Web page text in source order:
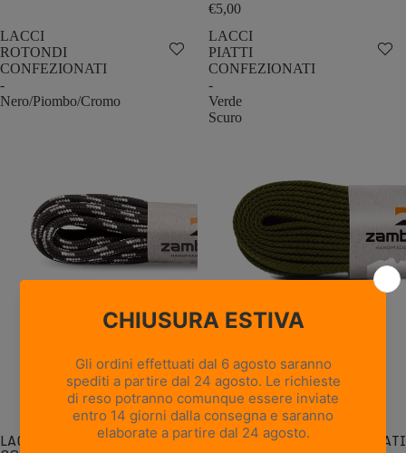
€5,00
LACCI
ROTONDI
CONFEZIONATI
-
Nero/Piombo/Cromo
LACCI ROTONDI
LACCI
PIATTI
CONFEZIONATI
-
Verde
Scuro
LACCI PIATTI CONFEZIONATI